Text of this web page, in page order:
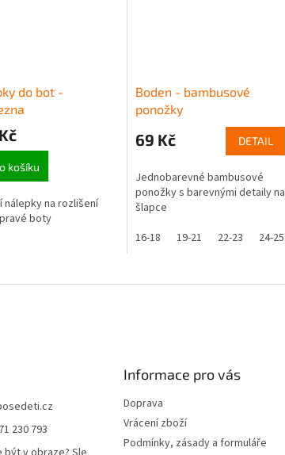
do bot -
košíku
nálepky na rozlišení
boty
Boden - bambusové
ponožky
69 Kč DETAIL
Jednobarevné bambusové
ponožky s barevnými detaily na
šlapce
16-18
19-21 22-23 24-25
230 793
Informace pro vás
Doprava
Vrácení zboží
Podmínky, zásady a formuláře